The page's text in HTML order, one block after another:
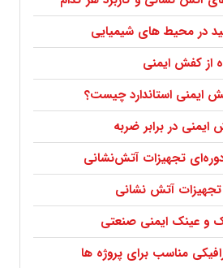
در محیط های شیمیایی
از کفش ایمنی
ایمنی استاندارد چیست؟
در برابر ضربه
دوره‌ای تجهیزات آتش‌نشانی
آتش نشانی
و عینک ایمنی صنعتی
مناسب برای پروژه ها